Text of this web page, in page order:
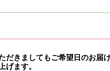
だきましてもご希望日のお届
げます。